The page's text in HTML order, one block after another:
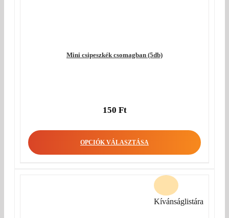
Mini csipeszkék csomagban (5db)
150 Ft
OPCIÓK VÁLASZTÁSA
Kívánságlistára